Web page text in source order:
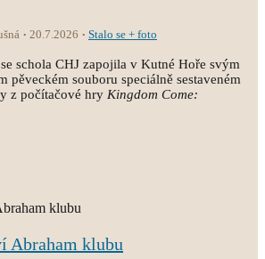
20.7.2026 Stalo se + foto
schola CHJ zapojila v Kutné Hoře svým
pěveckém souboru speciálně sestaveném
z počítačové hry Kingdom Come:
Abraham klubu